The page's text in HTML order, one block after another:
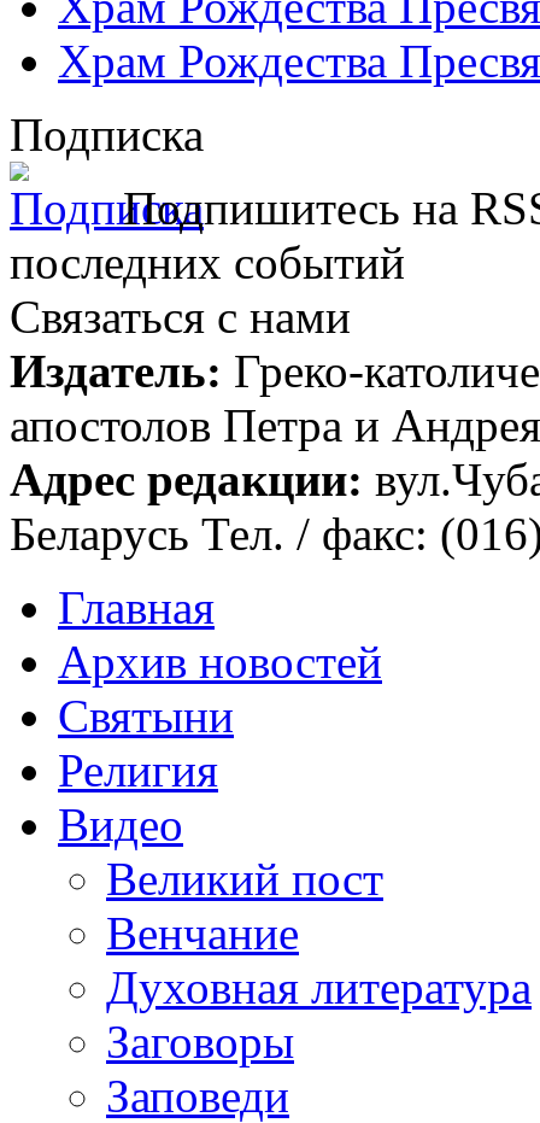
Храм Рождества
Подписка
Подпишитесь на
последних событий
Связаться с нами
Издатель: Греко-
апостолов Петра и
Адрес редакции:
Беларусь Тел. / факс:
Главная
Архив новостей
Святыни
Религия
Видео
Великий пост
Венчание
Духовная литература
Заговоры
Заповеди